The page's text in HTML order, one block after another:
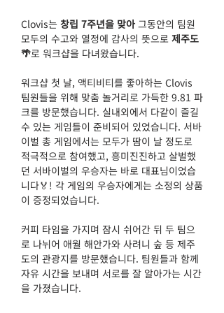
Clovis는 창립 7주년을 맞아 그동안의 팀원
모두의 수고와 열정에 감사의 뜻으로 제주도
🌴로 워크샵을 다녀왔습니다.
워크샵 첫 날, 액티비티를 좋아하는 Clovis
팀원들을 위해 맞춤 놀거리로 가득한 9.81 파
크를 방문했습니다. 실내외에서 다같이 즐길
수 있는 게임들이 준비되어 있었습니다. 서바
이벌 총 게임에서는 모두가 땀이 날 정도로
적극적으로 참여했고, 흥미진진하고 살벌했
던 서바이벌의 우승자는 바로 대표님이었습
니다🏅! 각 게임의 우승자에게는 소정의 상품
이 증정되었습니다.
커피 타임을 가지며 잠시 쉬어간 뒤 두 팀으
로 나뉘어 애월 해안가와 사려니 숲 등 제주
도의 관광지를 방문했습니다. 팀원들과 함께
자유 시간을 보내며 서로를 잘 알아가는 시간
을 가졌습니다.